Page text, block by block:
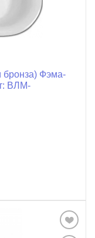
бронза) Фэма-
ВЛМ-